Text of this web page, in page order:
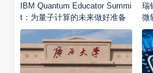
IBM Quantum Educator Summi
t：为量子计算的未来做好准备
瑞
微